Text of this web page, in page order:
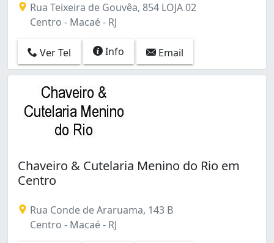
Rua Teixeira de Gouvêa, 854 LOJA 02
Centro - Macaé - RJ
Ver Tel Info Email
Chaveiro & Cutelaria Menino do Rio em
Centro
Rua Conde de Araruama, 143 B
Centro - Macaé - RJ